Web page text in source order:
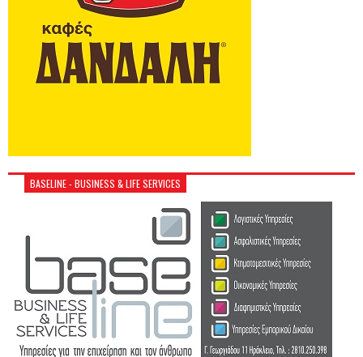
BASELINE - BUSINESS & LIFE SERVICES